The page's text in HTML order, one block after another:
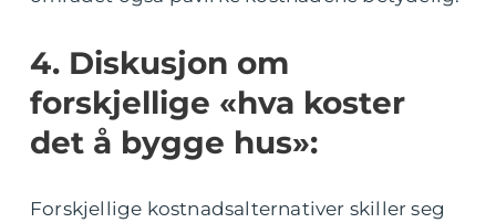
4. Diskusjon om
forskjellige «hva koster
det å bygge hus»:
Forskjellige kostnadsalternativer skiller seg